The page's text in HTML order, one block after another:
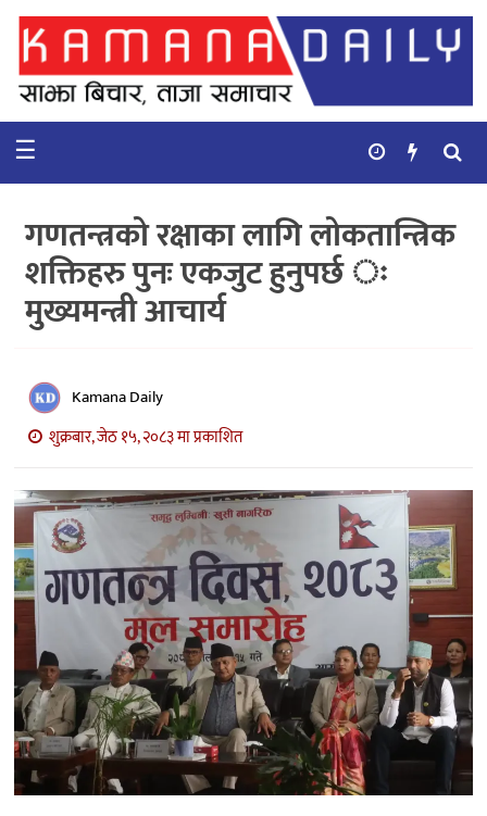
गृहपृष्ठ
समाचार
कुराकानी
अर्थ
र
भिडियो
सिफारिस
☰
गणतन्त्रको रक्षाका लागि लोकतान्त्रिक
शक्तिहरु पुनः एकजुट हुनुपर्छ ः
मुख्यमन्त्री आचार्य
Kamana Daily
शुक्रबार, जेठ १५, २०८३ मा प्रकाशित